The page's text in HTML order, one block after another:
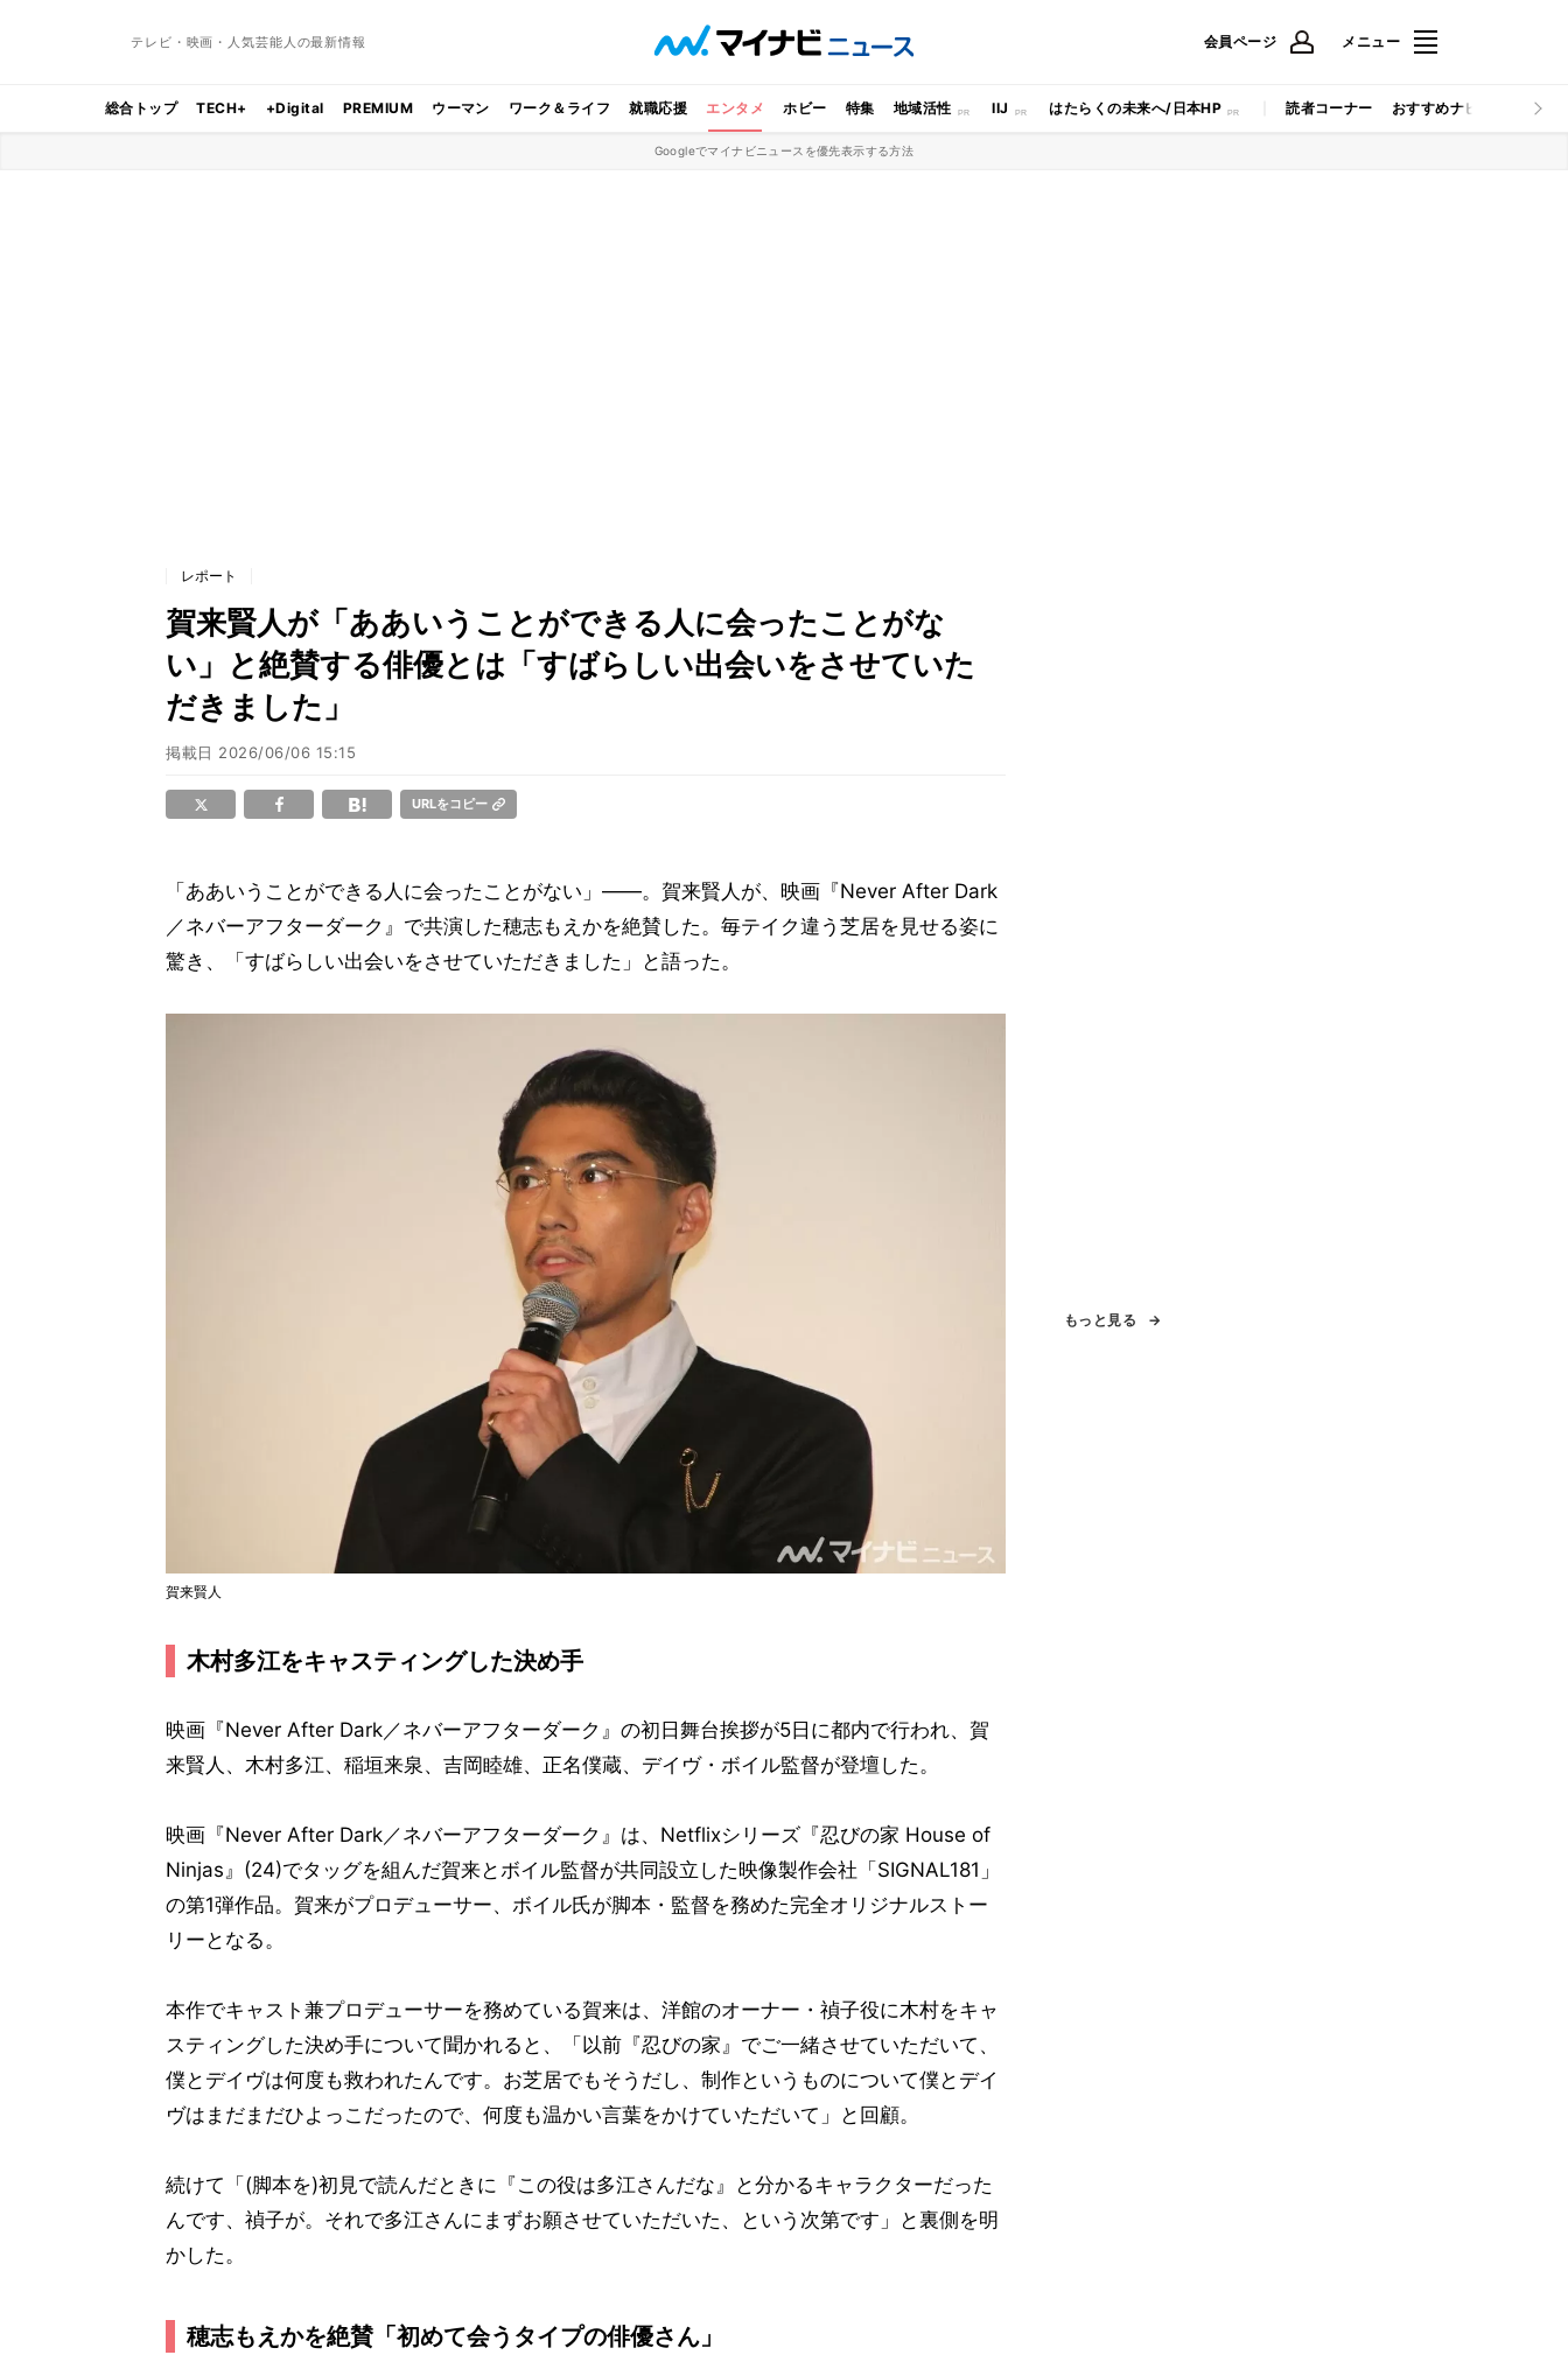
テレビ・映画・人気芸能人の最新情報 会員ページ メニュー
総合トップ TECH+ +Digital PREMIUM ウーマン ワーク＆ライフ 就職応援 エンタメ ホビー 特集 地域活性 IIJ はたらくの未来へ/日本HP 読者コーナー おすすめナビ マイナビ
Googleでマイナビニュースを優先表示する方法
レポート
賀来賢人が「ああいうことができる人に会ったことがな
い」と絶賛する俳優とは「すばらしい出会いをさせていた
だきました」
掲載日 2026/06/06 15:15
URLをコピー
「ああいうことができる人に会ったことがない」――。賀来賢人が、映画『Never After Dark
／ネバーアフターダーク』で共演した穂志もえかを絶賛した。毎テイク違う芝居を見せる姿に
驚き、「すばらしい出会いをさせていただきました」と語った。
賀来賢人
木村多江をキャスティングした決め手
映画『Never After Dark／ネバーアフターダーク』の初日舞台挨拶が5日に都内で行われ、賀
来賢人、木村多江、稲垣来泉、吉岡睦雄、正名僕蔵、デイヴ・ボイル監督が登壇した。
映画『Never After Dark／ネバーアフターダーク』は、Netflixシリーズ『忍びの家 House of
Ninjas』(24)でタッグを組んだ賀来とボイル監督が共同設立した映像製作会社「SIGNAL181」
の第1弾作品。賀来がプロデューサー、ボイル氏が脚本・監督を務めた完全オリジナルストー
リーとなる。
本作でキャスト兼プロデューサーを務めている賀来は、洋館のオーナー・禎子役に木村をキャ
スティングした決め手について聞かれると、「以前『忍びの家』でご一緒させていただいて、
僕とデイヴは何度も救われたんです。お芝居でもそうだし、制作というものについて僕とデイ
ヴはまだまだひよっこだったので、何度も温かい言葉をかけていただいて」と回顧。
続けて「(脚本を)初見で読んだときに『この役は多江さんだな』と分かるキャラクターだった
んです、禎子が。それで多江さんにまずお願させていただいた、という次第です」と裏側を明
かした。
穂志もえかを絶賛「初めて会うタイプの俳優さん」
もっと見る